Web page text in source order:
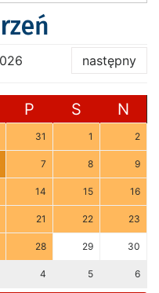
następny
P S N
31 1 2
7 8 9
14 15 16
21 22 23
28 29 30
4 5 6